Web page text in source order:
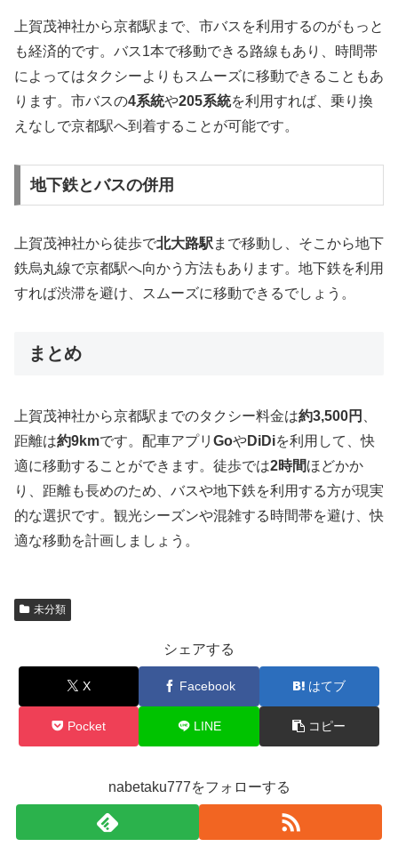
上賀茂神社から京都駅まで、市バスを利用するのがもっと
も経済的です。バス1本で移動できる路線もあり、時間帯
によってはタクシーよりもスムーズに移動できることもあ
ります。市バスの4系統や205系統を利用すれば、乗り換
えなしで京都駅へ到着することが可能です。
地下鉄とバスの併用
上賀茂神社から徒歩で北大路駅 まで移動し、そこから地下
鉄烏丸線で京都駅へ向かう方法もあります。地下鉄を利用
すれば渋滞を避け、スムーズに移動できるでしょう。
まとめ
上賀茂神社から京都駅までのタクシー料金は約3,500円
距離は約9kmです。配車アプリ GoやDiDiを利用して、快
適に移動することができます。徒歩では2時間ほどかか
り、距離も長めのため、バスや地下鉄を利用する方が現実
的な選択です。観光シーズンや混雑する時間帯を避け、快
適な移動を計画しましょう。
未分類
シェアする
X Facebook はてブ
Pocket LINE コピー
nabetaku777をフォローする